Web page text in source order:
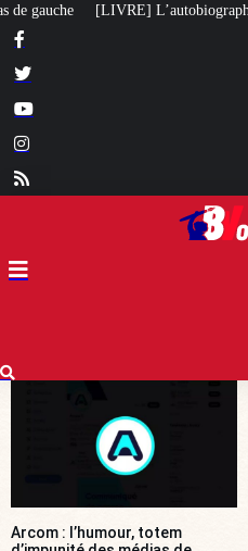
intellectuelle de Michel Maffesoli
Arcom : l’humour, totem